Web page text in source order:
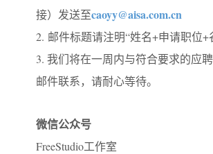
接）发送至caoyy@aisa.com.cn
2. 邮件标题请注明“姓名+申请职位+
3. 我们将在一周内与符合要求的应
邮件联系，请耐心等待。
微信公众号
FreeStudio工作室